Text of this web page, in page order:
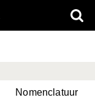
Nomenclatuur